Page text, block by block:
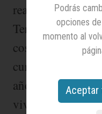
realidad mucho
Teresa Viejo a
cosas diferentes
curiosidad. “Una
años es mirar
vivido y darle un
Podrás
opciones
momento al
Aceptar